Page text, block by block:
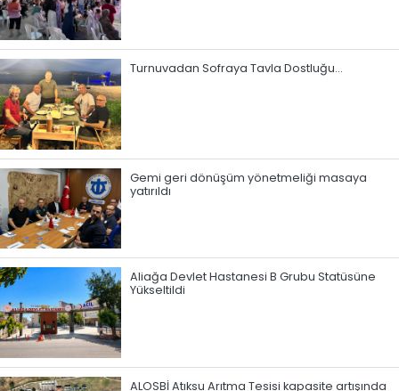
Turnuvadan Sofraya Tavla Dostluğu…
Gemi geri dönüşüm yönetmeliği masaya
yatırıldı
Aliağa Devlet Hastanesi B Grubu Statüsüne
Yükseltildi
ALOSBİ Atıksu Arıtma Tesisi kapasite artışında